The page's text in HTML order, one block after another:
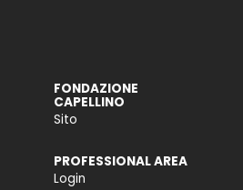
FONDAZIONE
CAPELLINO
Sito
PROFESSIONAL AREA
Login